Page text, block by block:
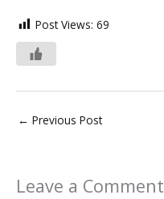
Post Views: 69
← Previous Post
Leave a Comment